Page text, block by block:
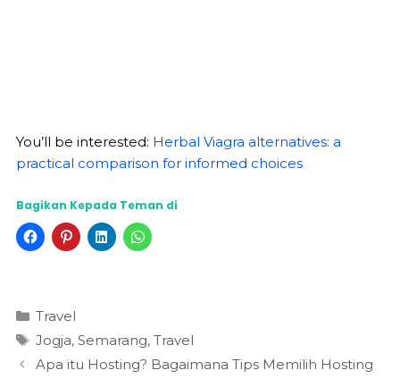
You’ll be interested: Herbal Viagra alternatives: a
practical comparison for informed choices
Bagikan Kepada Teman di
Kategori
Travel
Tag
Jogja, Semarang, Travel
Apa itu Hosting? Bagaimana Tips Memilih Hosting